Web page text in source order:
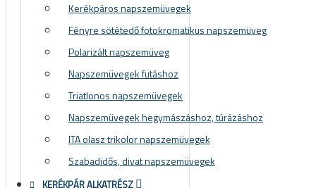
Kerékpáros napszemüvegek
Fényre sötétedő fotokromatikus napszemüveg
Polarizált napszemüveg
Napszemüvegek futáshoz
Triatlonos napszemüvegek
Napszemüvegek hegymászáshoz, túrázáshoz
ITA olasz trikolor napszemüvegek
Szabadidős, divat napszemüvegek
KERÉKPÁR ALKATRÉSZ